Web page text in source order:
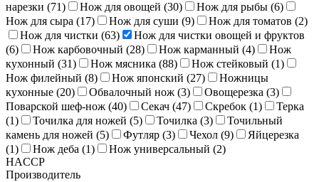
нарезки (71) Нож для овощей (30) Нож для рыбы (6)
Нож для сыра (17) Нож для суши (9) Нож для томатов (2)
Нож для чистки (63)
Нож для чистки овощей и фруктов
(6) Нож карбовочный (28) Нож карманный (4)
Нож
кухонный (31) Нож мясника (88) Нож стейковый (1)
Нож филейный (8) Нож японский (27)
Ножницы
кухонные (20) Обвалочный нож (3) Овощерезка (3)
Поварской шеф-нож (40) Секач (47) Скребок (1)
Терка
(1) Точилка для ножей (5) Точилка (3)
Точильный
камень для ножей (5) Футляр (3) Чехол (9)
Яйцерезка
(1) Нож деба (1) Нож универсальный (2)
HACCP
Производитель